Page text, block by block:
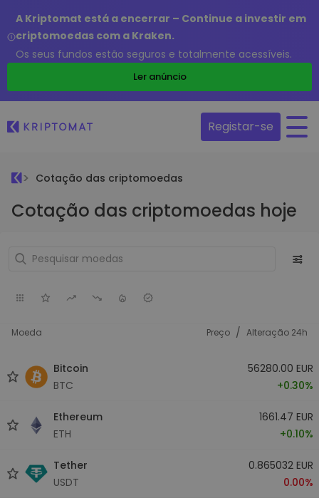
A Kriptomat está a encerrar – Continue a investir em
criptomoedas com a Kraken.
Os seus fundos estão seguros e totalmente acessíveis.
Ler anúncio
Registar-se
Cotação das criptomoedas
Cotação das criptomoedas hoje
Moeda Preço / Alteração 24h
Bitcoin
BTC
56280.00 EUR
+0.30%
Ethereum
ETH
1661.47 EUR
+0.10%
Tether
USDT
0.865032 EUR
0.00%